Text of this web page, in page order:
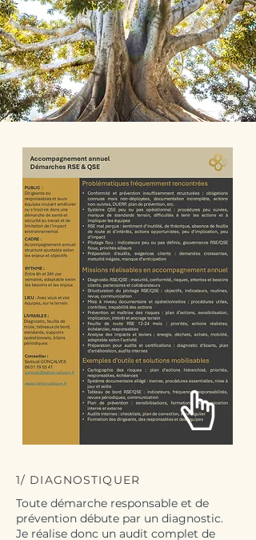
1/ DIAGNOSTIQUER
Toute démarche responsable et de
prévention débute par un diagnostic.
Je réalise donc un audit complet de